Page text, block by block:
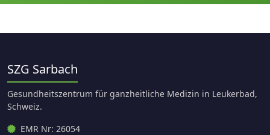
SZG Sarbach
Gesundheitszentrum für ganzheitliche Medizin in Leukerbad,
Schweiz.
EMR Nr: 26054